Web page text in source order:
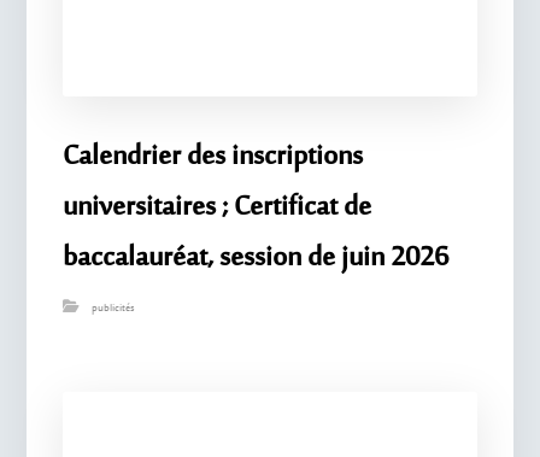
Calendrier des inscriptions
universitaires ; Certificat de
baccalauréat, session de juin 2026
publicités